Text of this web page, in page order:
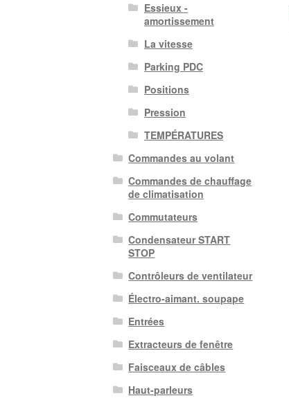
Essieux -
amortissement
La vitesse
Parking PDC
Positions
Pression
TEMPÉRATURES
Commandes au volant
Commandes de chauffage
de climatisation
Commutateurs
Condensateur START
STOP
Contrôleurs de ventilateur
Électro-aimant. soupape
Entrées
Extracteurs de fenêtre
Faisceaux de câbles
Haut-parleurs